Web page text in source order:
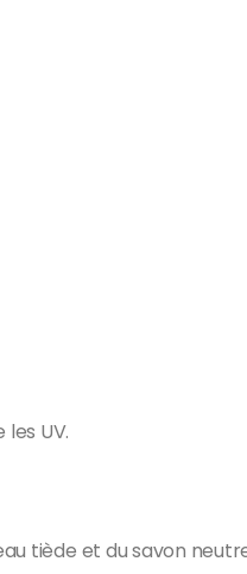
UV.
tiède et du savon